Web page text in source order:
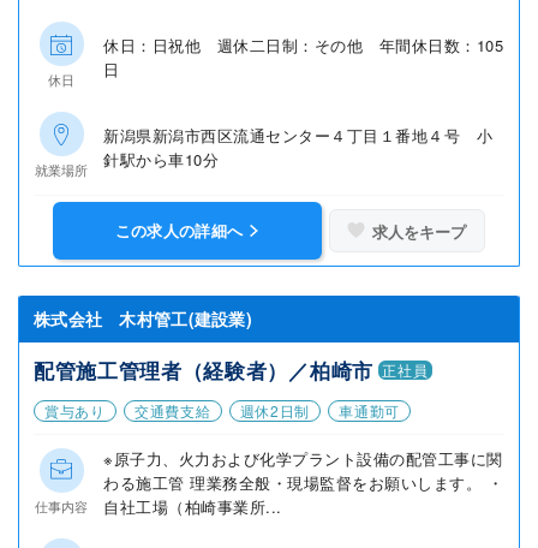
休日
休日：日祝他 週休二日制：その他 年間休日数：105
日
就業場所
新潟県新潟市西区流通センター４丁目１番地４号 小
針駅から車10分
この求人の詳細へ 求人をキープ
株式会社 木村管工(建設業)
配管施工管理者（経験者）／柏崎市 正社員
賞与あり
交通費支給 週休2日制 車通勤可
仕事内容
※原子力、火力および化学プラント設備の配管工事に関
わる施工管 理業務全般・現場監督をお願いします。 ・
自社工場（柏崎事業所...